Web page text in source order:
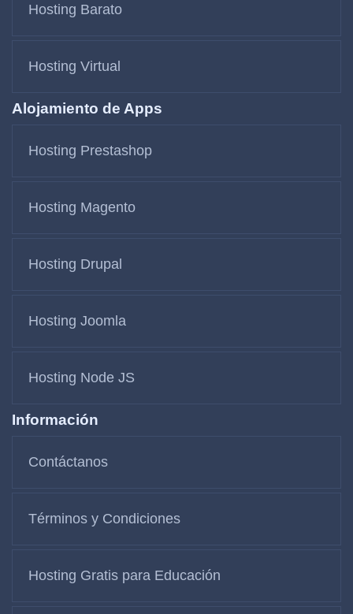
Hosting Barato
Hosting Virtual
Alojamiento de Apps
Hosting Prestashop
Hosting Magento
Hosting Drupal
Hosting Joomla
Hosting Node JS
Información
Contáctanos
Términos y Condiciones
Hosting Gratis para Educación